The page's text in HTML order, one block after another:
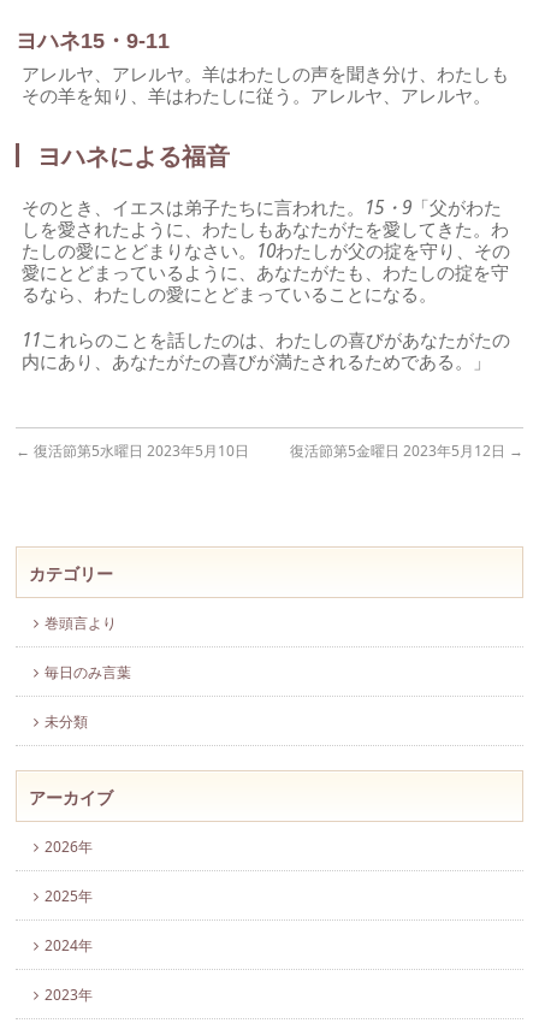
ヨハネ15・9-11
アレルヤ、アレルヤ。羊はわたしの声を聞き分け、わたしも
その羊を知り、羊はわたしに従う。アレルヤ、アレルヤ。
ヨハネによる福音
そのとき、イエスは弟子たちに言われた。 15・9 「父がわた
しを愛されたように、わたしもあなたがたを愛してきた。わ
たしの愛にとどまりなさい。 10わたしが父の掟を守り、その
愛にとどまっているように、あなたがたも、わたしの掟を守
るなら、わたしの愛にとどまっていることになる。
11これらのことを話したのは、わたしの喜びがあなたがたの
内にあり、あなたがたの喜びが満たされるためである。」
← 復活節第5水曜日 2023年5月10日 復活節第5金曜日 2023年5月12日 →
カテゴリー
巻頭言より
毎日のみ言葉
未分類
アーカイブ
2026年
2025年
2024年
2023年